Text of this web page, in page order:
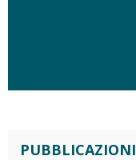
PUBBLICAZIONI